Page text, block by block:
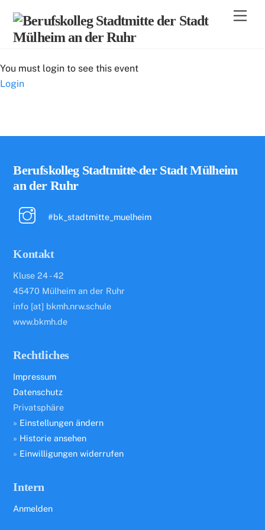
content
You must login to see this event
Login
Back
Berufskolleg Stadtmitte der Stadt Mülheim
an der Ruhr
#bk_stadtmitte_muelheim
Kontakt
Kluse 24 - 42
45470 Mülheim an der Ruhr
info [at] bkmh.nrw.schule
www.bkmh.de
Rechtliches
Impressum
Datenschutz
Privatsphäre
» Einstellungen ändern
» Historie ansehen
» Einwilligungen widerrufen
Intern
Anmelden